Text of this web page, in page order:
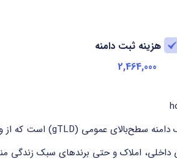
هزینه ثبت دامنه
2,464,000
داخلی، املاک و حتی برندهای سبک زندگی